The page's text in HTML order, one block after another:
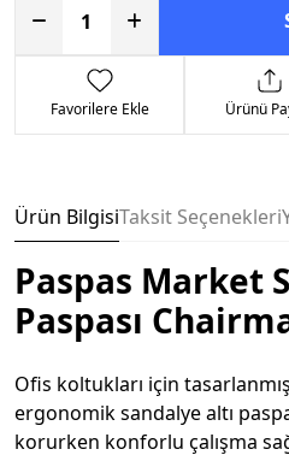
Favorilere Ekle Ürünü
Ürün BilgisiTaksit Seçenekleri
Paspas Market
Paspası
Ofis koltukları için
ergonomik sandalye altı
korurken konforlu çalışma